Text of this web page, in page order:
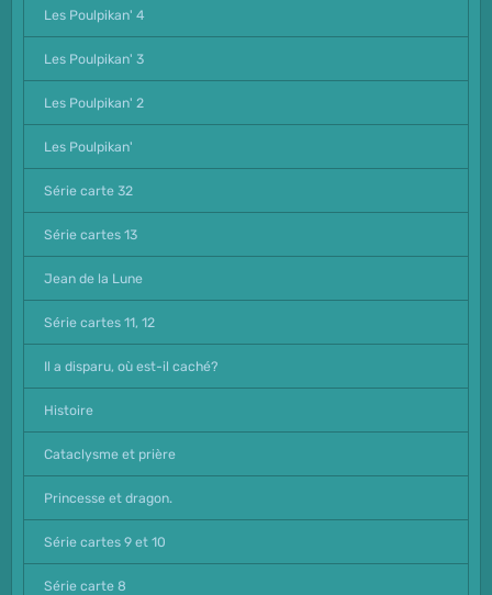
Les Poulpikan' 4
Les Poulpikan' 3
Les Poulpikan' 2
Les Poulpikan'
Série carte 32
Série cartes 13
Jean de la Lune
Série cartes 11, 12
Il a disparu, où est-il caché?
Histoire
Cataclysme et prière
Princesse et dragon.
Série cartes 9 et 10
Série carte 8